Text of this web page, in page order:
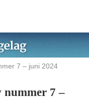
7 – juni 2024
nummer 7 –